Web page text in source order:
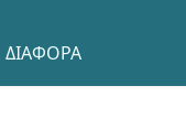
ΔΙΑΦΟΡΑ